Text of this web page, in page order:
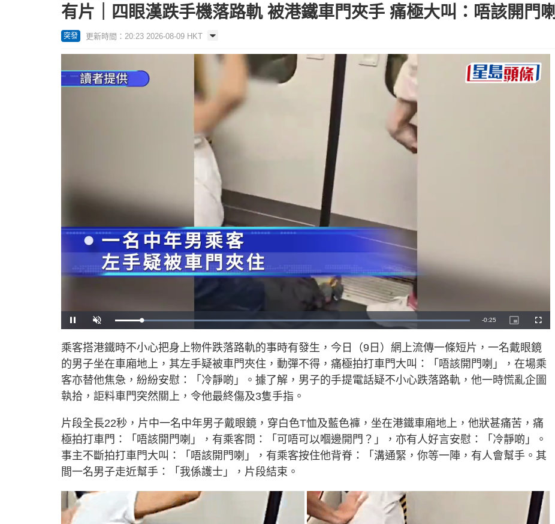
有片｜四眼漢跌手機落路軌 被港鐵車門夾手 痛極大叫：唔該開門喇
突發 更新時間：20:23 2026-08-09 HKT
U
n
u
t
e
L
o
e
d
:
1
0
.
0
%
乘客搭港鐵時不小心把身上物件跌落路軌的事時有發生，今日（9日）網上流傳一條短片，一名戴眼鏡
的男子坐在車廂地上，其左手疑被車門夾住，動彈不得，痛極拍打車門大叫：「唔該開門喇」，在場乘
客亦替他焦急，紛紛安慰：「冷靜啲」。據了解，男子的手提電話疑不小心跌落路軌，他一時慌亂企圖
執拾，詎料車門突然關上，令他最終傷及3隻手指。
片段全長22秒，片中一名中年男子戴眼鏡，穿白色T恤及藍色褲，坐在港鐵車廂地上，他狀甚痛苦，痛
極拍打車門：「唔該開門喇」，有乘客問：「可唔可以嗰邊開門？」，亦有人好言安慰：「冷靜啲」。
事主不斷拍打車門大叫：「唔該開門喇」，有乘客按住他背脊：「溝通緊，你等一陣，有人會幫手。其
間一名男子走近幫手：「我係護士」，片段結束。